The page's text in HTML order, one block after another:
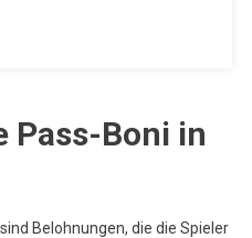
Pass-Boni in
Belohnungen, die die Spieler